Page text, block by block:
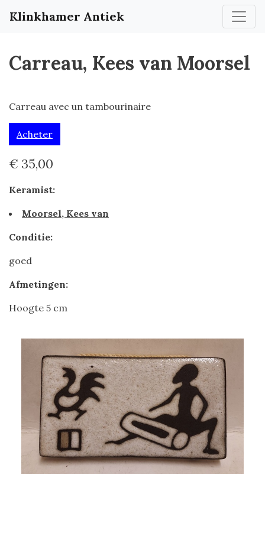
Klinkhamer Antiek
Carreau, Kees van Moorsel
Carreau avec un tambourinaire
Acheter
€ 35,00
Keramist:
Moorsel, Kees van
Conditie:
goed
Afmetingen:
Hoogte 5 cm